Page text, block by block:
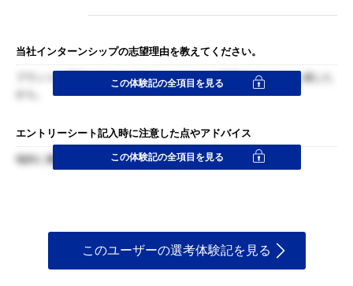
当社インターンシップの志望理由を教えてください。
プラントに興味があり、プラントエンジニア業界を知りたいと感じた
この体験記の全項目を見る
エントリーシート記入時に注意した点やアドバイス
端的に書いた この体験記の全項目を見る
このユーザーの選考体験記を見る